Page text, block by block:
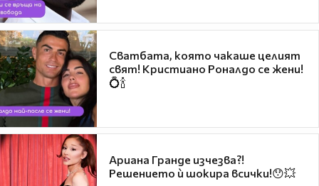
Сватбата, която чакаше целият
свят! Кристиано Роналдо се жени!
💍🍾
Ариана Гранде изчезва?!
Решението ѝ шокира всички!😯💥